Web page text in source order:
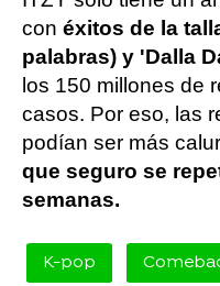
con éxitos de la
palabras) y 'Dalla
los 150 millones de
casos. Por eso, las
podían ser más
que seguro se
semanas.
K-pop